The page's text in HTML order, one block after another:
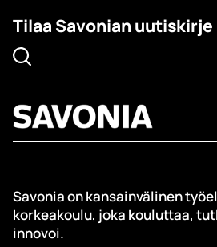
Tilaa Savonian uutiskirje
Savonia on kansainvälinen
korkeakoulu, joka kouluttaa,
innovoi.